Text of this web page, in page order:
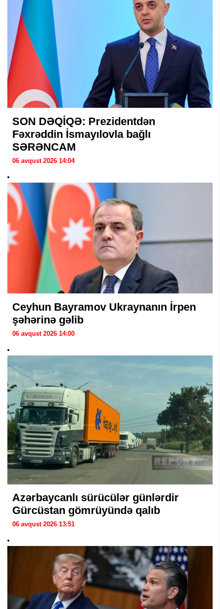
SON DƏQİQƏ: Prezidentdən
Fəxrəddin İsmayılovla bağlı
SƏRƏNCAM
06 avqust 2026 14:04
Ceyhun Bayramov Ukraynanın İrpen
şəhərinə gəlib
06 avqust 2026 14:00
Azərbaycanlı sürücülər günlərdir
Gürcüstan gömrüyündə qalıb
06 avqust 2026 13:51